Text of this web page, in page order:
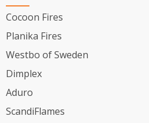
Cocoon Fires
Planika Fires
Westbo of Sweden
Dimplex
Aduro
ScandiFlames